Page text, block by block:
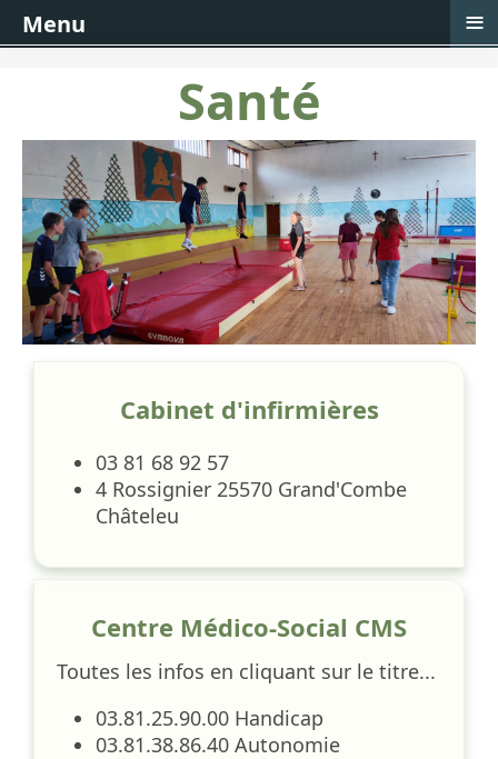
Santé
Cabinet d'infirmières
03 81 68 92 57
4 Rossignier 25570 Grand'Combe
Châteleu
Centre Médico-Social CMS
Toutes les infos en cliquant sur le titre...
03.81.25.90.00 Handicap
03.81.38.86.40 Autonomie
Menu ≡